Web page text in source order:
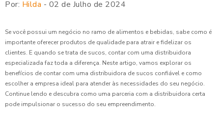
Por: Hilda - 02 de Julho de 2024
Se você possui um negócio no ramo de alimentos e bebidas, sabe como é
importante oferecer produtos de qualidade para atrair e fidelizar os
clientes. E quando se trata de sucos, contar com uma distribuidora
especializada faz toda a diferença. Neste artigo, vamos explorar os
benefícios de contar com uma distribuidora de sucos confiável e como
escolher a empresa ideal para atender às necessidades do seu negócio.
Continue lendo e descubra como uma parceria com a distribuidora certa
pode impulsionar o sucesso do seu empreendimento.